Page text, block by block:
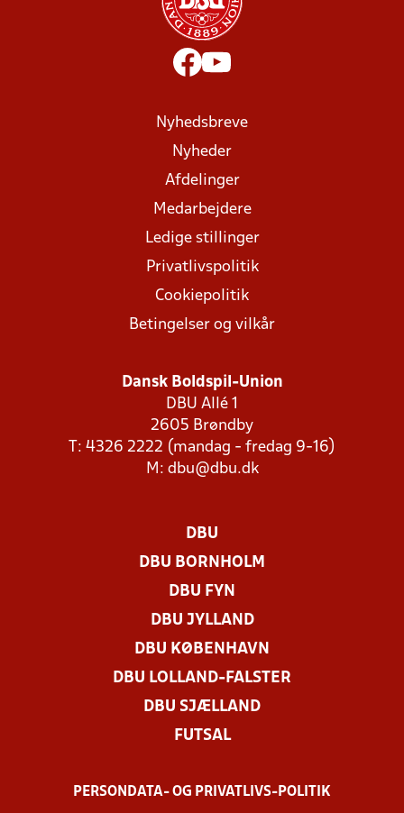
Nyhedsbreve
Nyheder
Afdelinger
Medarbejdere
Ledige stillinger
Privatlivspolitik
Cookiepolitik
Betingelser og vilkår
Dansk Boldspil-Union
DBU Allé 1
2605 Brøndby
T: 4326 2222 (mandag - fredag 9-16)
M: dbu@dbu.dk
DBU
DBU BORNHOLM
DBU FYN
DBU JYLLAND
DBU KØBENHAVN
DBU LOLLAND-FALSTER
DBU SJÆLLAND
FUTSAL
PERSONDATA- OG PRIVATLIVS-POLITIK